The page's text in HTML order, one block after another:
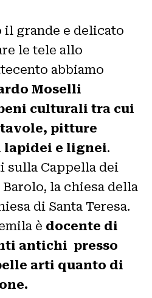
il grande e delicato
le tele allo
abbiamo
Moselli
culturali tra cui
pitture
lapidei e lignei.
sulla Cappella dei
la chiesa della
di Santa Teresa.
è docente di
antichi presso
arti quanto di